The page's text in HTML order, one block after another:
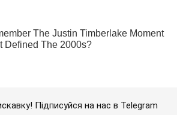
Підписуйся на нас в Telegram